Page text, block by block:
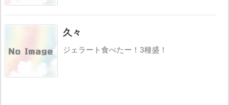
久々
ジェラート食べたー！3種盛！